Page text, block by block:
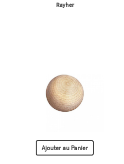
Rayher
Ajouter au Panier